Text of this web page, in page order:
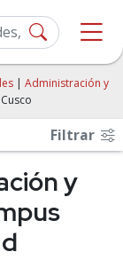
| Administración y
Filtrar
y